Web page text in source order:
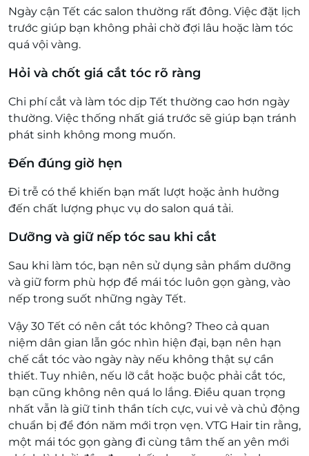
Ngày cận Tết các salon thường rất đông. Việc đặt lịch
trước giúp bạn không phải chờ đợi lâu hoặc làm tóc
quá vội vàng.
Hỏi và chốt giá cắt tóc rõ ràng
Chi phí cắt và làm tóc dịp Tết thường cao hơn ngày
thường. Việc thống nhất giá trước sẽ giúp bạn tránh
phát sinh không mong muốn.
Đến đúng giờ hẹn
Đi trễ có thể khiến bạn mất lượt hoặc ảnh hưởng
đến chất lượng phục vụ do salon quá tải.
Dưỡng và giữ nếp tóc sau khi cắt
Sau khi làm tóc, bạn nên sử dụng sản phẩm dưỡng
và giữ form phù hợp để mái tóc luôn gọn gàng, vào
nếp trong suốt những ngày Tết.
Vậy 30 Tết có nên cắt tóc không? Theo cả quan
niệm dân gian lẫn góc nhìn hiện đại, bạn nên hạn
chế cắt tóc vào ngày này nếu không thật sự cần
thiết. Tuy nhiên, nếu lỡ cắt hoặc buộc phải cắt tóc,
bạn cũng không nên quá lo lắng. Điều quan trọng
nhất vẫn là giữ tinh thần tích cực, vui vẻ và chủ động
chuẩn bị để đón năm mới trọn vẹn. VTG Hair tin rằng,
một mái tóc gọn gàng đi cùng tâm thế an yên mới